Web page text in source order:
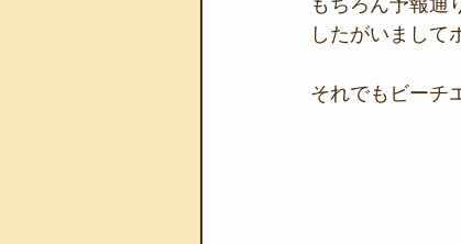
もちろん予報通
したがいまして
それでもビーチ